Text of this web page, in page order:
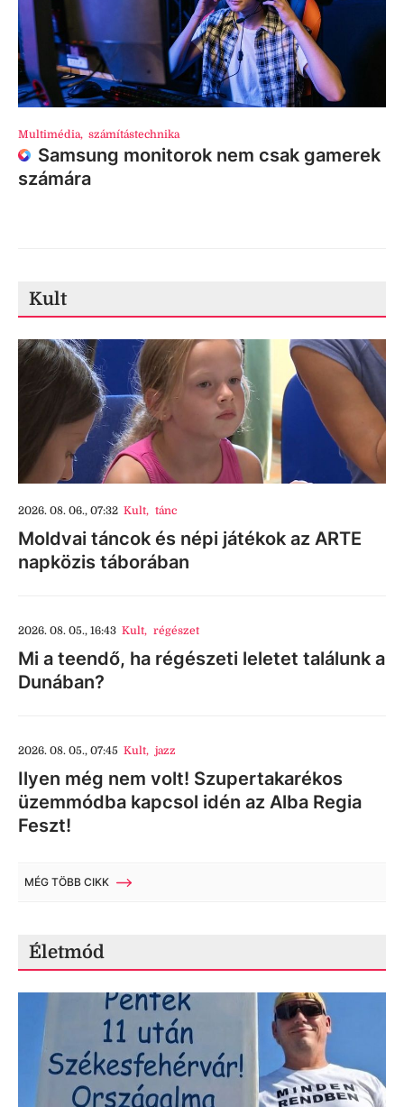
Multimédia, számítástechnika
Samsung monitorok nem csak gamerek
számára
Kult
2026. 08. 06., 07:32 Kult, tánc
Moldvai táncok és népi játékok az ARTE
napközis táborában
2026. 08. 05., 16:43 Kult, régészet
Mi a teendő, ha régészeti leletet találunk a
Dunában?
2026. 08. 05., 07:45 Kult, jazz
Ilyen még nem volt! Szupertakarékos
üzemmódba kapcsol idén az Alba Regia
Feszt!
MÉG TÖBB CIKK
Életmód